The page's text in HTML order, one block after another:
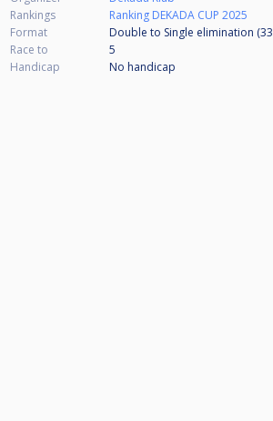
Rankings
Ranking DEKADA CUP 2025
Format
Double to Single elimination (33
Race to
5
Handicap
No handicap